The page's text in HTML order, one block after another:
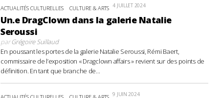
ACTUALITÉS CULTURELLES CULTURE & ARTS 4 JUILLET 2024
Un.e DragClown dans la galerie Natalie
Seroussi
parGrégoire Suillaud
En poussant les portes de la galerie Natalie Seroussi, Rémi Baert,
commissaire de l’exposition « Dragclown affairs » revient sur des points de
définition. En tant que branche de...
9 JUIN 2024